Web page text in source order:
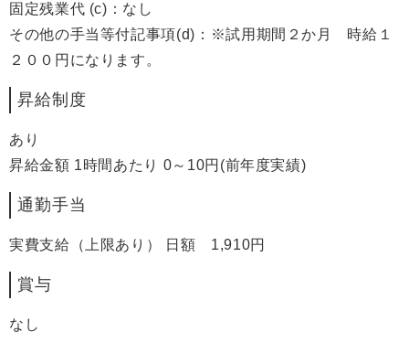
固定残業代 (c)：なし
その他の手当等付記事項(d)：※試用期間２か月 時給１
２００円になります。
昇給制度
あり
昇給金額 1時間あたり 0～10円(前年度実績)
通勤手当
実費支給（上限あり） 日額 1,910円
賞与
なし